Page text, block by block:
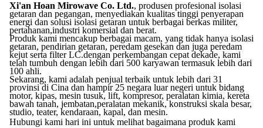
Xi'an Hoan Mirowave Co. Ltd., produsen profesional isolasi
getaran dan pegangan, menyediakan kualitas tinggi penyerapan
energi dan solusi isolasi getaran untuk berbagai berkas militer,
pertahanan,industri komersial dan berat.
Produk kami mencakup berbagai macam, yang tidak hanya isolasi
getaran, pendirian getaran, peredam gesekan dan juga peredam
kejut serta filter LC.dengan perkembangan cepat dekade, kami
telah tumbuh dengan lebih dari 500 karyawan termasuk lebih dari
100 ahli.
Sekarang, kami adalah penjual terbaik untuk lebih dari 31
provinsi di Cina dan hampir 25 negara luar negeri untuk bidang
motor, kipas, mesin tusuk, lift, kompresor, peralatan kimia, kereta
bawah tanah, jembatan,peralatan mekanik, konstruksi skala besar,
studio, teater, kendaraan, kapal, dan mesin.
Hubungi kami hari ini untuk melihat bagaimana produk kami